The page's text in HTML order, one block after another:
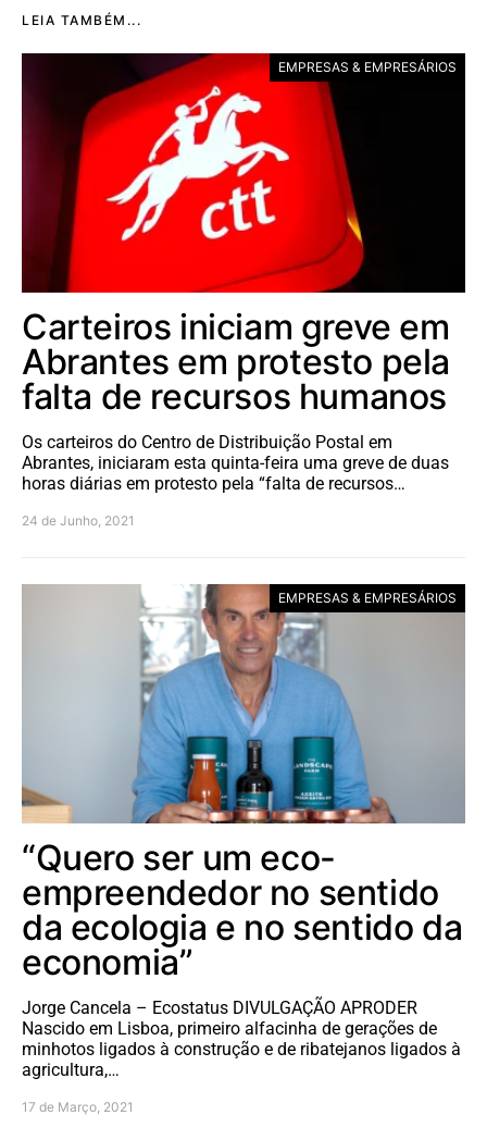
LEIA TAMBÉM...
EMPRESAS & EMPRESÁRIOS
Carteiros iniciam greve em
Abrantes em protesto pela
falta de recursos humanos
Os carteiros do Centro de Distribuição Postal em
Abrantes, iniciaram esta quinta-feira uma greve de duas
horas diárias em protesto pela “falta de recursos…
24 de Junho, 2021
EMPRESAS & EMPRESÁRIOS
“Quero ser um eco-
empreendedor no sentido
da ecologia e no sentido da
economia”
Jorge Cancela – Ecostatus DIVULGAÇÃO APRODER
Nascido em Lisboa, primeiro alfacinha de gerações de
minhotos ligados à construção e de ribatejanos ligados à
agricultura,…
17 de Março, 2021